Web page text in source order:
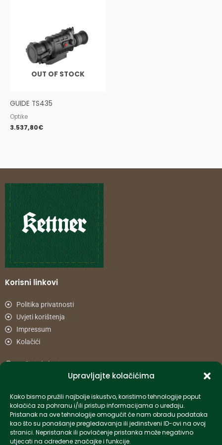
Upravljajte kolačićima
Kako bismo pružili najbolje iskustvo, koristimo tehnologije poput
kolačića za pohranu i/ili pristup informacijama o uređaju.
Pristanak na ove tehnologije omogućit će nam obradu podataka
kao što su ponašanje pregledavanja ili jedinstveni ID-ovi na ovoj
stranici. Nepristanak ili povlačenje pristanka može negativno
utjecati na određene značajke i funkcije.
OUT OF STOCK
GUIDE TS435
Optike
3.537,80€
Korisni linkovi
Politika privatnosti
Uvjeti korištenja
Impressum
Kolačići
Načini plaćanja
Informacije
info-hr@kettner.com